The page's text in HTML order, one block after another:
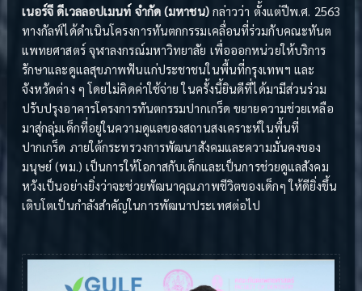
เนอร์จี ดีเวลลอปเมนท์ จำกัด (มหาชน)กล่าวว่า ตั้งแต่ปีพ.ศ. 2563
ทางกัลฟ์ได้ดำเนินโครงการทันตกกรรมเคลื่อนที่ร่วมกับคณะทันต
แพทยศาสตร์ จุฬาลงกรณ์มหาวิทยาลัย เพื่อออกหน่วยให้บริการ
รักษาและดูแลสุขภาพฟันแก่ประชาชนในพื้นที่กรุงเทพฯ และ
จังหวัดต่าง ๆ โดยไม่คิดค่าใช้จ่าย ในครั้งนี้ยินดีที่ได้มามีส่วนร่วม
ปรับปรุงอาคารโครงการทันตกรรมปากเกร็ด ขยายความช่วยเหลือ
มาสู่กลุ่มเด็กที่อยู่ในความดูแลของสถานสงเคราะห์ในพื้นที่
ปากเกร็ด ภายใต้กระทรวงการพัฒนาสังคมและความมั่นคงของ
มนุษย์ (พม.) เป็นการให้โอกาสกับเด็กและเป็นการช่วยดูแลสังคม
หวังเป็นอย่างยิ่งว่าจะช่วยพัฒนาคุณภาพชีวิตของเด็กๆ ให้ดียิ่งขึ้น
เติบโตเป็นกำลังสำคัญในการพัฒนาประเทศต่อไป